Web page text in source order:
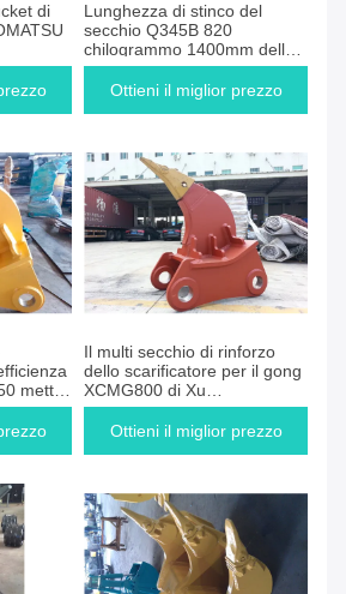
di
Lunghezza di stinco del
secchio Q345B 820
chilogrammo 1400mm dello
scarificatore dell'escavatore
di Hitachi ZX330 multi
Ottieni il miglior prezzo
mette
Il multi secchio di rinforzo
dello scarificatore per il gong
XCMG800 di Xu
bruscamente romba
escavatore
Ottieni il miglior prezzo